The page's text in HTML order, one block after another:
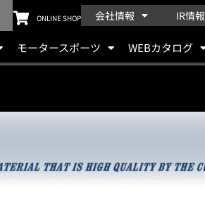
ONLINE SHOP 会社情報 IR情報
モータースポーツ WEBカタログ